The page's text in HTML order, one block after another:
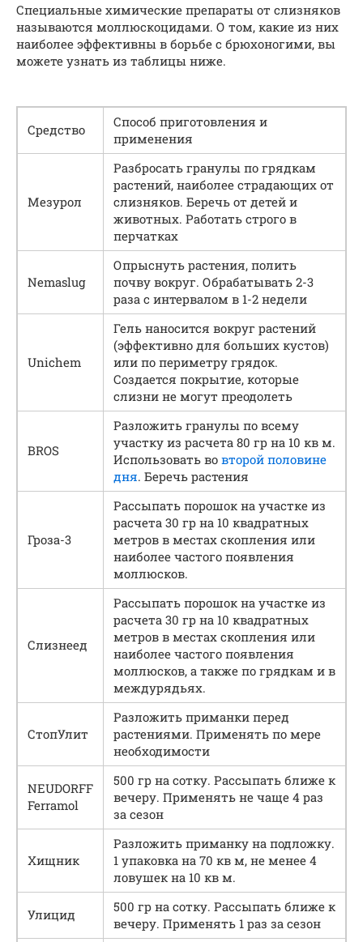
Специальные химические препараты от слизняков
называются моллюскоцидами. О том, какие из них
наиболее эффективны в борьбе с брюхоногими, вы
можете узнать из таблицы ниже.
Средство
Способ приготовления и
применения
Мезурол
Разбросать гранулы по грядкам
растений, наиболее страдающих от
слизняков. Беречь от детей и
животных. Работать строго в
перчатках
Nemaslug
Опрыснуть растения, полить
почву вокруг. Обрабатывать 2-3
раза с интервалом в 1-2 недели
Unichem
Гель наносится вокруг растений
(эффективно для больших кустов)
или по периметру грядок.
Создается покрытие, которые
слизни не могут преодолеть
BROS
Разложить гранулы по всему
участку из расчета 80 гр на 10 кв м.
Использовать во второй половине
дня. Беречь растения
Гроза-3
Рассыпать порошок на участке из
расчета 30 гр на 10 квадратных
метров в местах скопления или
наиболее частого появления
моллюсков.
Слизнеед
Рассыпать порошок на участке из
расчета 30 гр на 10 квадратных
метров в местах скопления или
наиболее частого появления
моллюсков, а также по грядкам и в
междурядьях.
СтопУлит
Разложить приманки перед
растениями. Применять по мере
необходимости
NEUDORFF
Ferramol
500 гр на сотку. Рассыпать ближе к
вечеру. Применять не чаще 4 раз
за сезон
Хищник
Разложить приманку на подложку.
1 упаковка на 70 кв м, не менее 4
ловушек на 10 кв м.
Улицид
500 гр на сотку. Рассыпать ближе к
вечеру. Применять 1 раз за сезон